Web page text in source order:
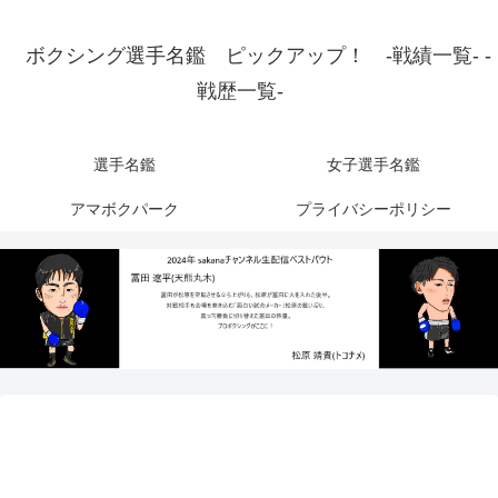
ボクシング選手名鑑 ピックアップ！ -戦績一覧- -
戦歴一覧-
選手名鑑 女子選手名鑑
アマボクパーク プライバシーポリシー